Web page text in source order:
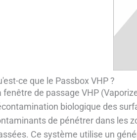
ce que le Passbox VHP ?
fenêtre de passage VHP
biologique des
de pénétrer dans les
Ce système utilise un